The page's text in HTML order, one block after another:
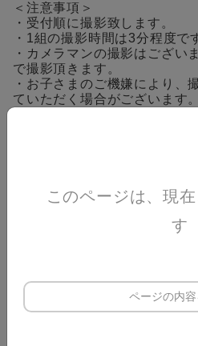
＜注意事項＞
・受付順に撮影致します。
・1組の撮影時間は3分程度で
・カメラマンの撮影はござい
で撮影頂きます。
・お子さまのご機嫌により、
ていただく場合がございます。
お預かりしての撮影はお断り
をご取得ください。
・当チケット申込フォームへ
は、イベント申込管理システ
・ご入力いただいた情報はイ
ていただき、当日お越しいた
みを目的として使用いたしま
このページは、現
す
ページの内容